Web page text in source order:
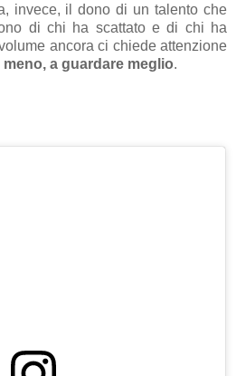
invece, il dono di un talento che
di chi ha scattato e di chi ha
ancora ci chiede attenzione
a guardare meglio.